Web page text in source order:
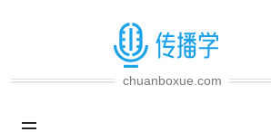
chuanboxue.com